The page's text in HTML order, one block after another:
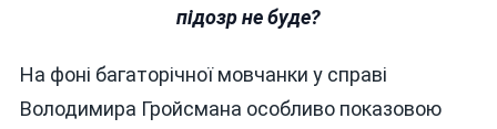
підозр не буде?
На фоні багаторічної мовчанки у справі
Володимира Гройсмана особливо показовою